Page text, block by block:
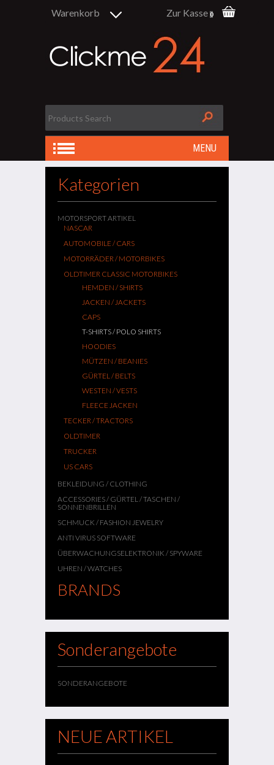
Warenkorb Zur Kasse 0
MENU
Kategorien
MOTORSPORT ARTIKEL
NASCAR
AUTOMOBILE / CARS
MOTORRÄDER / MOTORBIKES
OLDTIMER CLASSIC MOTORBIKES
HEMDEN / SHIRTS
JACKEN / JACKETS
CAPS
T-SHIRTS / POLO SHIRTS
HOODIES
MÜTZEN / BEANIES
GÜRTEL / BELTS
WESTEN / VESTS
FLEECE JACKEN
TECKER / TRACTORS
OLDTIMER
TRUCKER
US CARS
BEKLEIDUNG / CLOTHING
ACCESSORIES / GÜRTEL / TASCHEN /
SONNENBRILLEN
SCHMUCK / FASHION JEWELRY
ANTI VIRUS SOFTWARE
ÜBERWACHUNGSELEKTRONIK / SPYWARE
UHREN / WATCHES
BRANDS
Sonderangebote
SONDERANGEBOTE
NEUE ARTIKEL